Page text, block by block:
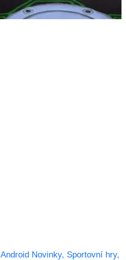
Android Novinky, Sportovní hry,